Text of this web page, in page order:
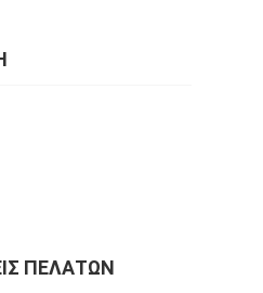
ΠΕΛΑΤΏΝ